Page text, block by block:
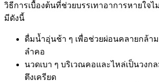
วิธีการเบื้องต้นที่ช่วยบรรเทาอาการหายใจ
มีดังนี้
ดื่มน้ำอุ่นช้า ๆ เพื่อช่วยผ่อนคลายกล้า
ลำคอ
นวดเบา ๆ บริเวณคอและไหล่เป็นวงก
ตึงเครียด